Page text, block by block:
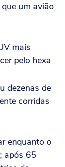
um avião
mais
pelo hexa
dezenas de
corridas
enquanto o
após 65